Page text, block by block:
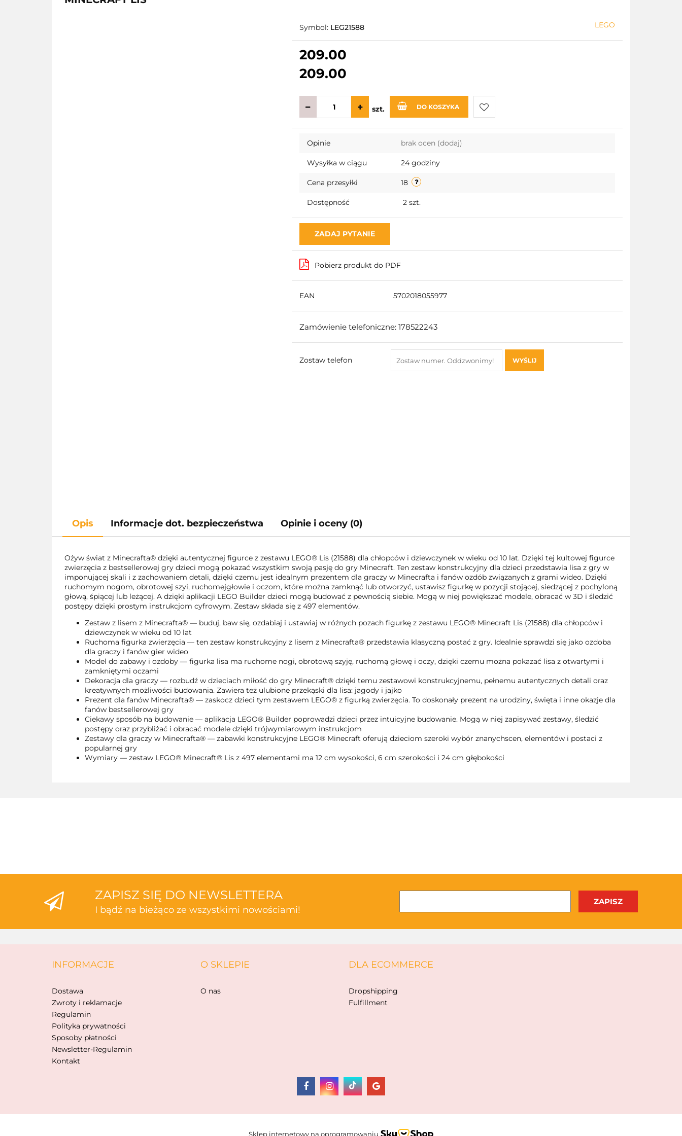
Symbol: LEG21588 LEGO
209.00
209.00
szt. DO KOSZYKA
Do
Opinie brak ocen (dodaj)
Wysyłka w ciągu 24 godziny
Cena przesyłki 18
Dostępność 2 szt.
ZADAJ PYTANIE
Pobierz produkt do PDF
EAN 5702018055977
Zamówienie telefoniczne: 178522243
Zostaw telefon WYŚLIJ
Opis Informacje dot. bezpieczeństwa Opinie i oceny (0)
Ożyw świat z Minecrafta® dzięki autentycznej figurce z zestawu LEGO® Lis (21588) dla chłopców i dziewczynek w wieku od 10 lat. Dzięki tej kultowej figurce
zwierzęcia z bestsellerowej gry dzieci mogą pokazać wszystkim swoją pasję do gry Minecraft. Ten zestaw konstrukcyjny dla dzieci przedstawia lisa z gry w
imponującej skali i z zachowaniem detali, dzięki czemu jest idealnym prezentem dla graczy w Minecrafta i fanów ozdób związanych z grami wideo. Dzięki
ruchomym nogom, obrotowej szyi, ruchomejgłowie i oczom, które można zamknąć lub otworzyć, ustawisz figurkę w pozycji stojącej, siedzącej z pochyloną
głową, śpiącej lub leżącej. A dzięki aplikacji LEGO Builder dzieci mogą budować z pewnością siebie. Mogą w niej powiększać modele, obracać w 3D i śledzić
postępy dzięki prostym instrukcjom cyfrowym. Zestaw składa się z 497 elementów.
Zestaw z lisem z Minecrafta® — buduj, baw się, ozdabiaj i ustawiaj w różnych pozach figurkę z zestawu LEGO® Minecraft Lis (21588) dla chłopców i
dziewczynek w wieku od 10 lat
Ruchoma figurka zwierzęcia — ten zestaw konstrukcyjny z lisem z Minecrafta® przedstawia klasyczną postać z gry. Idealnie sprawdzi się jako ozdoba
dla graczy i fanów gier wideo
Model do zabawy i ozdoby — figurka lisa ma ruchome nogi, obrotową szyję, ruchomą głowę i oczy, dzięki czemu można pokazać lisa z otwartymi i
zamkniętymi oczami
Dekoracja dla graczy — rozbudź w dzieciach miłość do gry Minecraft® dzięki temu zestawowi konstrukcyjnemu, pełnemu autentycznych detali oraz
kreatywnych możliwości budowania. Zawiera też ulubione przekąski dla lisa: jagody i jajko
Prezent dla fanów Minecrafta® — zaskocz dzieci tym zestawem LEGO® z figurką zwierzęcia. To doskonały prezent na urodziny, święta i inne okazje dla
fanów bestsellerowej gry
Ciekawy sposób na budowanie — aplikacja LEGO® Builder poprowadzi dzieci przez intuicyjne budowanie. Mogą w niej zapisywać zestawy, śledzić
postępy oraz przybliżać i obracać modele dzięki trójwymiarowym instrukcjom
Zestawy dla graczy w Minecrafta® — zabawki konstrukcyjne LEGO® Minecraft oferują dzieciom szeroki wybór znanychscen, elementów i postaci z
popularnej gry
Wymiary — zestaw LEGO® Minecraft® Lis z 497 elementami ma 12 cm wysokości, 6 cm szerokości i 24 cm głębokości
AKSJOMAT
ZAPISZ SIĘ DO NEWSLETTERA
I bądź na bieżąco ze wszystkimi nowościami!
INFORMACJE
Dostawa
Zwroty i reklamacje
Regulamin
Polityka prywatności
Sposoby płatności
Newsletter-Regulamin
Kontakt
O SKLEPIE
O nas
DLA ECOMMERCE
Dropshipping
Fulfillment
Sklep internetowy na oprogramowaniu